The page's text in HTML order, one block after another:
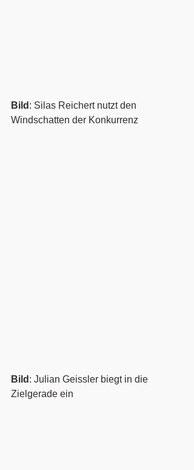
Bild : Silas Reichert nutzt den
Windschatten der Konkurrenz
Bild : Julian Geissler biegt in die
Zielgerade ein